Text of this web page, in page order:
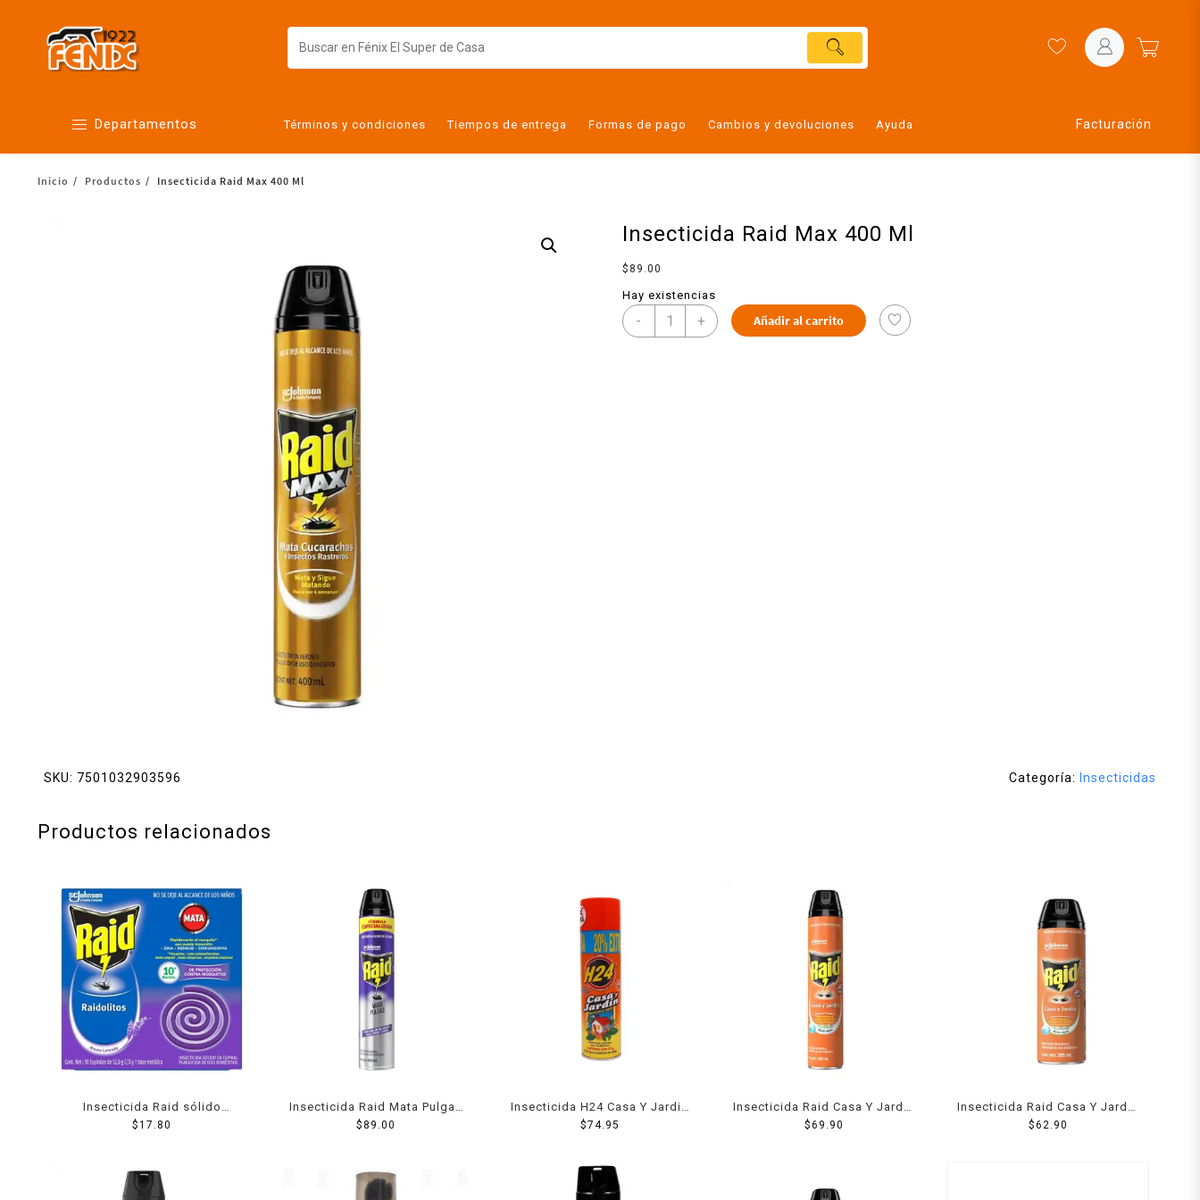
Departamentos
Alimentos
Términos y condiciones Tiempos de entrega Formas de pago Cambios y devoluciones Ayuda Facturación
Inicio Productos Insecticida Raid Max 400 Ml
Insecticida Raid Max 400 Ml
$ 89.00
Hay existencias
- + Añadir al carrito
SKU: 7501032903596 Categoría: Insecticidas
Productos relacionados
Insecticida Raid sólido
morado lavanda 10 espirales
$17.80
Insecticida Raid Mata Pulgas
400 Ml
$ 89.00
Insecticida H24 Casa Y Jardin
426 Ml
$74.95
Insecticida Raid Casa Y Jardin
400 Ml
$69.90
Insecticida Raid Casa Y Jardin
285 Ml
$62.90